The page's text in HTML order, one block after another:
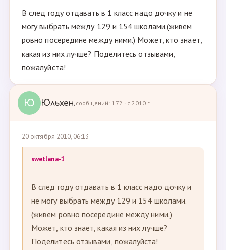
В след году отдавать в 1 класс надо дочку и не
могу выбрать между 129 и 154 школами.(живем
ровно посередине между ними.) Может, кто знает,
какая из них лучше? Поделитесь отзывами,
пожалуйста!
Ю Юльхен.сообщений: 172 · с 2010 г.
20 октября 2010, 06:13
swetlana-1
В след году отдавать в 1 класс надо дочку и
не могу выбрать между 129 и 154 школами.
(живем ровно посередине между ними.)
Может, кто знает, какая из них лучше?
Поделитесь отзывами, пожалуйста!